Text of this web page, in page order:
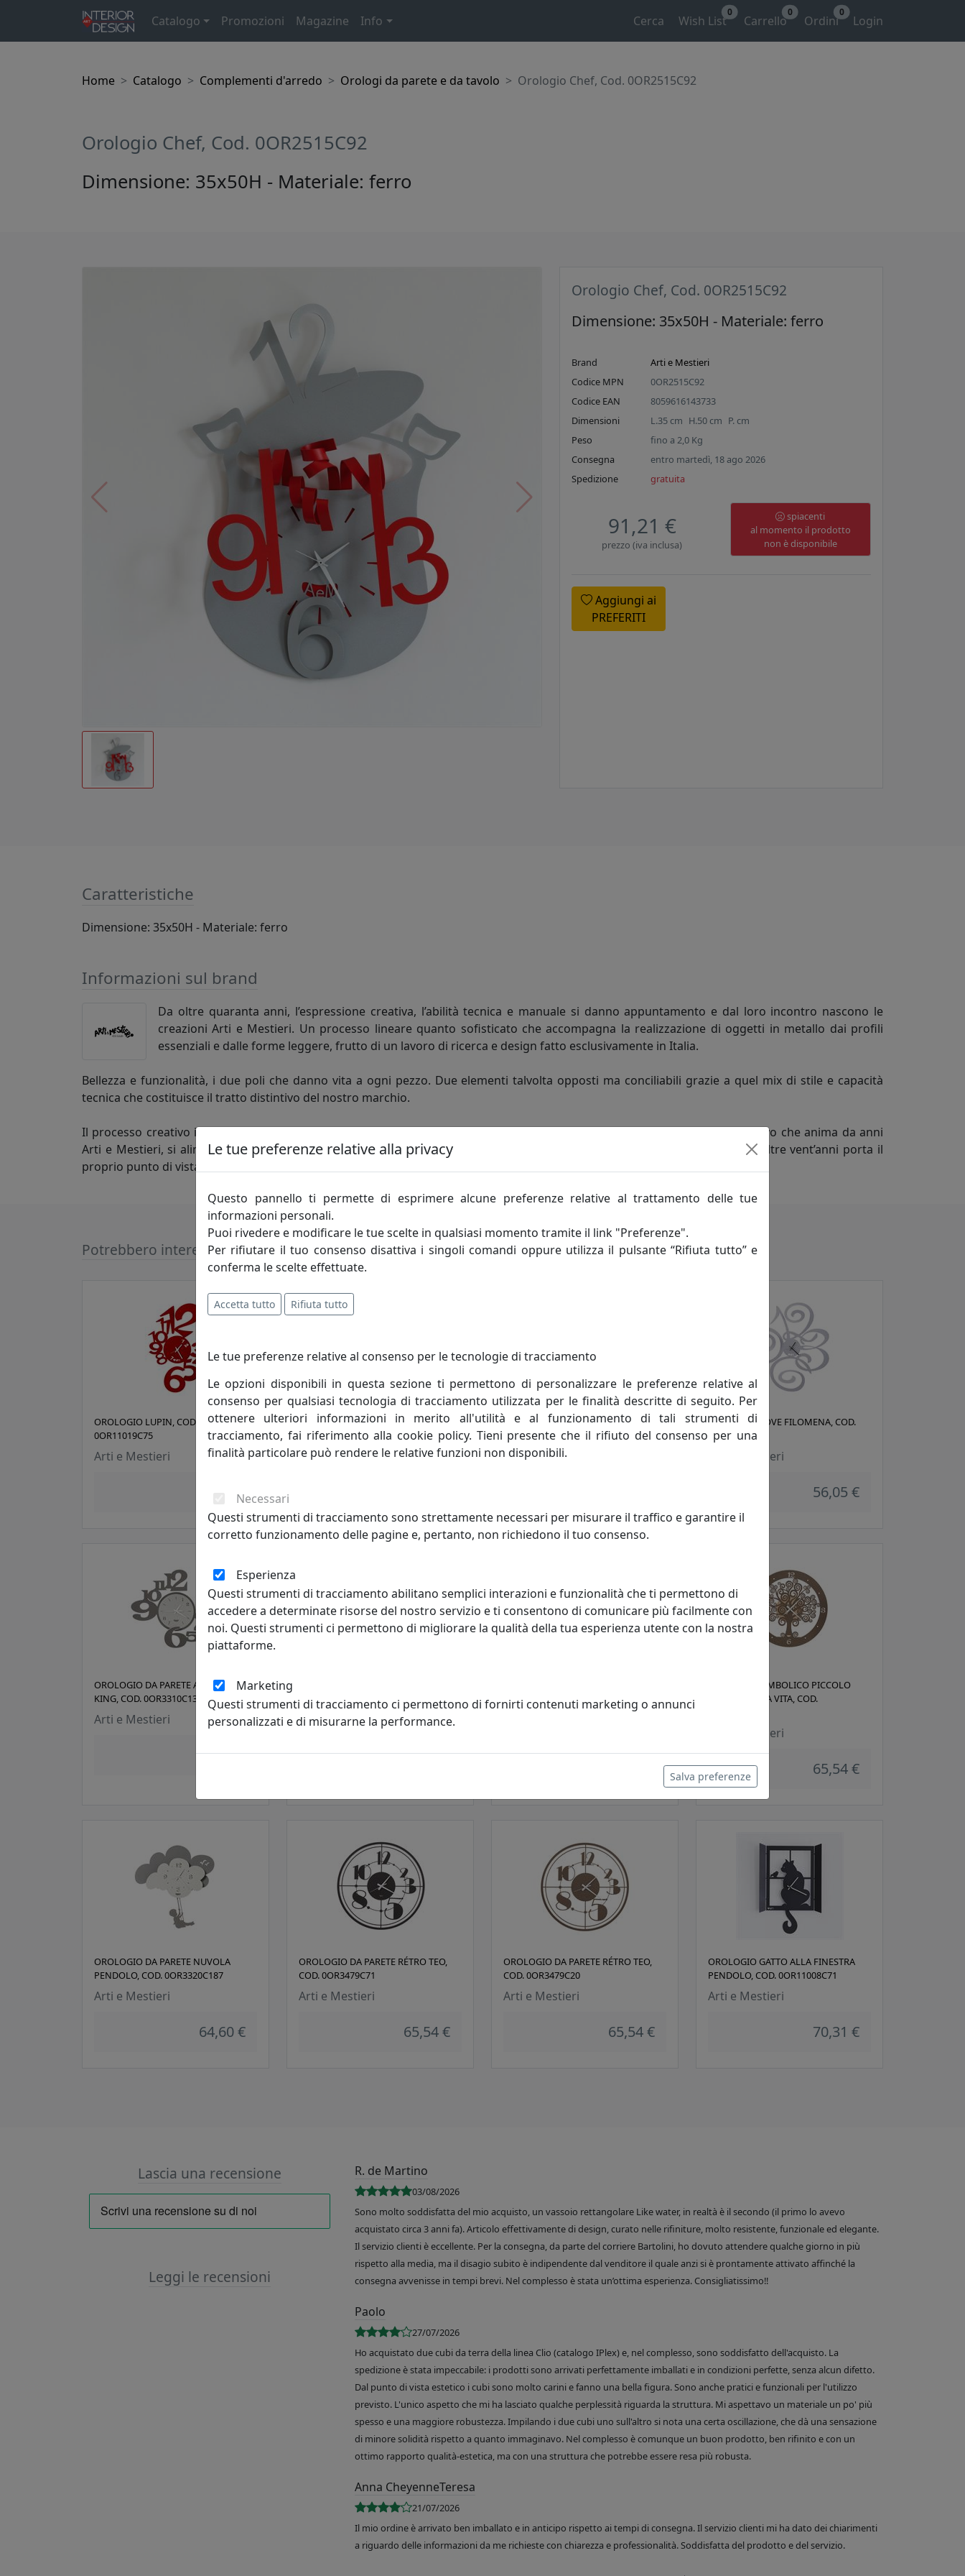
Catalogo Promozioni Magazine Info Cerca Wish List
0
Carrello
0
Ordini
0
Login
Home Catalogo Complementi d'arredo Orologi da parete e da tavolo Orologio Chef, Cod. 0OR2515C92
Orologio Chef, Cod. 0OR2515C92
Dimensione: 35x50H - Materiale: ferro
Orologio Chef, Cod. 0OR2515C92
Dimensione: 35x50H - Materiale: ferro
Brand
Arti e Mestieri
Codice MPN
0OR2515C92
Codice EAN
8059616143733
Dimensioni
L.35 cm H.50 cm P. cm
Peso
fino a2,0 Kg
Consegna
entro martedì, 18 ago 2026
Spedizione
gratuita
91,21 €
prezzo (iva inclusa)
spiacenti
al momento il prodotto
non è disponibile
Aggiungi ai
PREFERITI
Caratteristiche
Dimensione: 35x50H - Materiale: ferro
Informazioni sul brand
Da oltre quaranta anni, l’espressione creativa, l’abilità tecnica e manuale si danno appuntamento e dal loro incontro nascono le
creazioni Arti e Mestieri. Un processo lineare quanto sofisticato che accompagna la realizzazione di oggetti in metallo dai profili
essenziali e dalle forme leggere, frutto di un lavoro di ricerca e design fatto esclusivamente in Italia.
Bellezza e funzionalità, i due poli che danno vita a ogni pezzo. Due elementi talvolta opposti ma conciliabili grazie a quel mix di stile e capacità
tecnica che costituisce il tratto distintivo del nostro marchio.
Il processo creativo invece attinge a luoghi spesso inaspettati. La creatività di Massimo Tani, depositario dello spirito creativo che anima da anni
Arti e Mestieri, si alimenta di atmosfere e dettagli ludici, talvolta spiazzanti. Accanto a lui Francesco Adriano Pizzi, che da oltre vent’anni porta il
proprio punto di vista nella progettazione di ogni pezzo, aggiungendo una visione personale e raffinata a ogni collezione.
Potrebbero interessarti
OROLOGIO LUPIN, COD.
0OR11019C75
Arti e Mestieri
55,10 €
OROLOGIO LUPIN, COD.
0OR11019C71
Arti e Mestieri
OROLOGIO LOVE FILOMENA, COD.
0OR11003C71
Arti e Mestieri
OROLOGIO LOVE FILOMENA, COD.
0OR11003C70
Arti e Mestieri
56,05 €
OROLOGIO DA PARETE A CHIASMO
KING, COD. 0OR3310C135
Arti e Mestieri
61,76 €
KING, COD. 0OR3310C44
Arti e Mestieri
61,76 €
0OR3220C26
65,54 €
OROLOGIO SIMBOLICO PICCOLO
ALBERO DELLA VITA, COD.
Arti e Mestieri
65,54 €
OROLOGIO DA PARETE NUVOLA
PENDOLO, COD. 0OR3320C187
Arti e Mestieri
64,60 €
OROLOGIO DA PARETE RÉTRO TEO,
COD. 0OR3479C71
Arti e Mestieri
65,54 €
OROLOGIO DA PARETE RÉTRO TEO,
COD. 0OR3479C20
Arti e Mestieri
65,54 €
OROLOGIO GATTO ALLA FINESTRA
PENDOLO, COD. 0OR11008C71
Arti e Mestieri
70,31 €
Lascia una recensione
Leggi le recensioni
R. de Martino
03/08/2026
Sono molto soddisfatta del mio acquisto, un vassoio rettangolare Like water, in realtà è il secondo (il primo lo avevo
acquistato circa 3 anni fa). Articolo effettivamente di design, curato nelle rifiniture, molto resistente, funzionale ed elegante.
Il servizio clienti è eccellente. Per la consegna, da parte del corriere Bartolini, ho dovuto attendere qualche giorno in più
rispetto alla media, ma il disagio subito è indipendente dal venditore il quale anzi si è prontamente attivato affinché la
consegna avvenisse in tempi brevi. Nel complesso è stata un’ottima esperienza. Consigliatissimo!!
Paolo
27/07/2026
Ho acquistato due cubi da terra della linea Clio (catalogo IPlex) e, nel complesso, sono soddisfatto dell'acquisto. La
spedizione è stata impeccabile: i prodotti sono arrivati perfettamente imballati e in condizioni perfette, senza alcun difetto.
Dal punto di vista estetico i cubi sono molto carini e fanno una bella figura. Sono anche pratici e funzionali per l'utilizzo
previsto. L'unico aspetto che mi ha lasciato qualche perplessità riguarda la struttura. Mi aspettavo un materiale un po' più
spesso e una maggiore robustezza. Impilando i due cubi uno sull'altro si nota una certa oscillazione, che dà una sensazione
di minore solidità rispetto a quanto immaginavo. Nel complesso è comunque un buon prodotto, ben rifinito e con un
ottimo rapporto qualità-estetica, ma con una struttura che potrebbe essere resa più robusta.
Anna CheyenneTeresa
21/07/2026
Il mio ordine è arrivato ben imballato e in anticipo rispetto ai tempi di consegna. Il servizio clienti mi ha dato dei chiarimenti
a riguardo delle informazioni da me richieste con chiarezza e professionalità. Soddisfatta del prodotto e del servizio.
Le tue preferenze relative alla privacy
Questo pannello ti permette di esprimere alcune preferenze relative al trattamento delle tue
informazioni personali.
Puoi rivedere e modificare le tue scelte in qualsiasi momento tramite il link "Preferenze".
Per rifiutare il tuo consenso disattiva i singoli comandi oppure utilizza il pulsante “Rifiuta tutto” e
conferma le scelte effettuate.
Accetta tutto Rifiuta tutto
Le tue preferenze relative al consenso per le tecnologie di tracciamento
Le opzioni disponibili in questa sezione ti permettono di personalizzare le preferenze relative al
consenso per qualsiasi tecnologia di tracciamento utilizzata per le finalità descritte di seguito. Per
ottenere ulteriori informazioni in merito all'utilità e al funzionamento di tali strumenti di
tracciamento, fai riferimento alla cookie policy. Tieni presente che il rifiuto del consenso per una
finalità particolare può rendere le relative funzioni non disponibili.
Necessari
Questi strumenti di tracciamento sono strettamente necessari per misurare il traffico e garantire il
corretto funzionamento delle pagine e, pertanto, non richiedono il tuo consenso.
Esperienza
Questi strumenti di tracciamento abilitano semplici interazioni e funzionalità che ti permettono di
accedere a determinate risorse del nostro servizio e ti consentono di comunicare più facilmente con
noi. Questi strumenti ci permettono di migliorare la qualità della tua esperienza utente con la nostra
piattaforme.
Marketing
Questi strumenti di tracciamento ci permettono di fornirti contenuti marketing o annunci
personalizzati e di misurarne la performance.
Salva preferenze